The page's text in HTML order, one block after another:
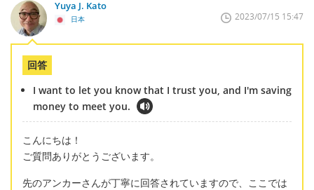
Yuya J. Kato
日本 2023/07/15 15:47
回答
I want to let you know that I trust you, and I'm saving
money to meet you.
こんにちは！
ご質問ありがとうございます。
先のアンカーさんが丁寧に回答されていますので、ここでは